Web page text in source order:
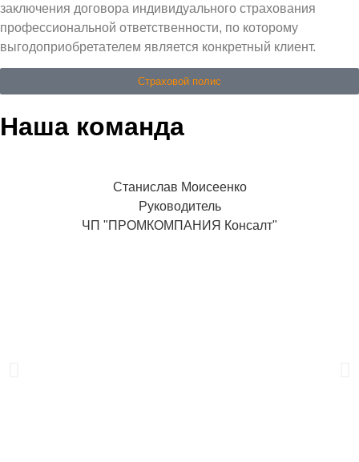
заключения договора индивидуального страхования
профессиональной ответственности, по которому
выгодоприобретателем является конкретный клиент.
Страховой полис
Наша команда
Станислав Моисеенко
Руководитель
ЧП "ПРОМКОМПАНИЯ Консалт"